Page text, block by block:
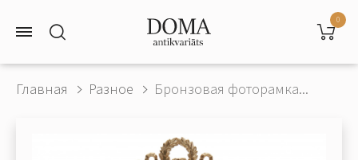
0
Главная Разное Бронзовая фоторамка...